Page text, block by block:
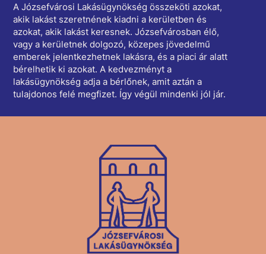
A Józsefvárosi Lakásügynökség összeköti azokat,
akik lakást szeretnének kiadni a kerületben és
azokat, akik lakást keresnek.Józsefvárosban élő,
vagy a kerületnek dolgozó, közepes jövedelmű
emberek jelentkezhetnek lakásra, és a piaci ár alatt
bérelhetik ki azokat. A kedvezményt a
lakásügynökség adja a bérlőnek, amit aztán a
tulajdonos felé megfizet. Így végül mindenki jól jár.